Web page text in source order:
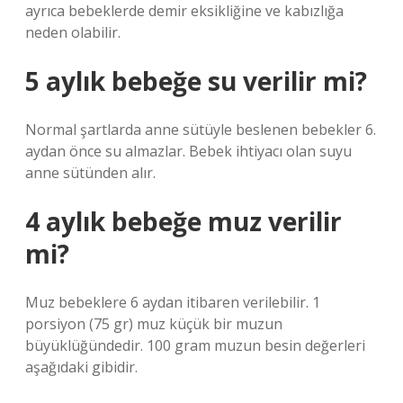
ayrıca bebeklerde demir eksikliğine ve kabızlığa
neden olabilir.
5 aylık bebeğe su verilir mi?
Normal şartlarda anne sütüyle beslenen bebekler 6.
aydan önce su almazlar. Bebek ihtiyacı olan suyu
anne sütünden alır.
4 aylık bebeğe muz verilir
mi?
Muz bebeklere 6 aydan itibaren verilebilir. 1
porsiyon (75 gr) muz küçük bir muzun
büyüklüğündedir. 100 gram muzun besin değerleri
aşağıdaki gibidir.